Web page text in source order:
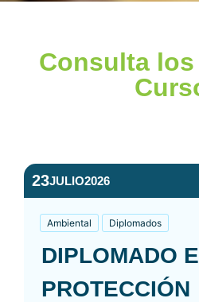
Consulta
23JULIO2026
Ambiental Diplomados
DIPLOMADO
PROTECCIÓN